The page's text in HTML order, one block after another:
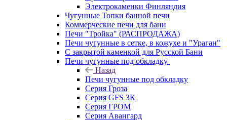
Электрокаменки Финляндия
Чугунные Топки банной печи
Коммерческие печи для бани
Печи "Тройка" (РАСПРОДАЖА)
Печи чугунные в сетке, в кожухе и "Ураган"
С закрытой каменкой для Русской Бани
Печи чугунные под обкладку
Назад
Печи чугунные под обкладку
Серия Гроза
Серия GFS ЗК
Серия ГРОМ
Серия Авангард